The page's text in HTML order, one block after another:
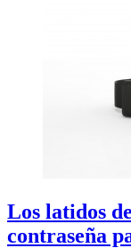
Los latidos
contraseña